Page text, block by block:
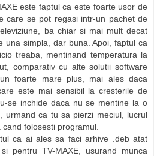
este faptul ca este foarte usor de
care se pot regasi intr-un pachet de
ba chiar si mai mult decat
una simpla, dar buna. Apoi, faptul ca
treaba, mentinand temperatura la
comparativ cu alte solutii software
foarte mare plus, mai ales daca
este mai sensibil la cresterile de
se inchide daca nu se mentine la o
urmand ca tu sa pierzi meciul, lucrul
folosesti programul.
ca ai ales sa faci arhive .deb atat
pentru TV-MAXE, usurand munca